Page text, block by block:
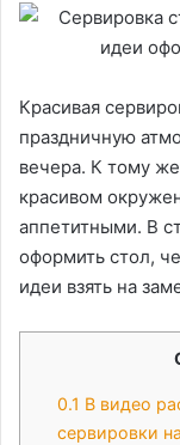
Красивая
праздничную
вечера. К тому
красивом
аппетитными. В
оформить стол,
идеи взять на
0.1 В видео
сервировки